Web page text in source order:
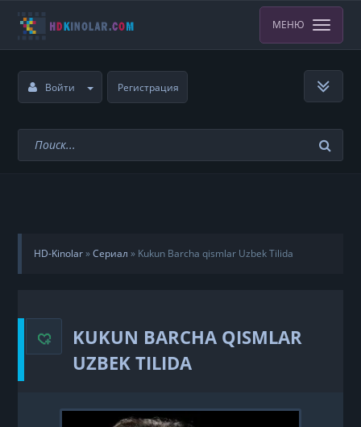
МЕНЮ
Войти Регистрация
HD-Kinolar»Сериал » Kukun Barcha qismlar Uzbek Tilida
KUKUN BARCHA QISMLAR
UZBEK TILIDA